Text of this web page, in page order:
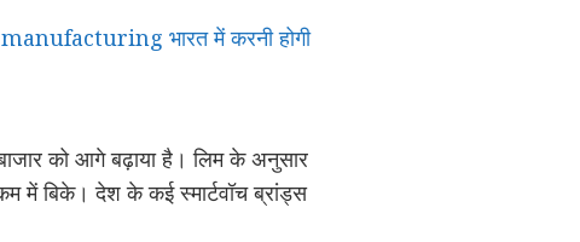
भारत में करनी होगी
को आगे बढ़ाया है। लिम के अनुसार
में बिके। देश के कई स्मार्टवॉच ब्रांड्स